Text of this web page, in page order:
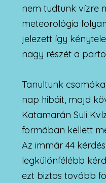
nem tudtunk vízre
meteorológia
jelezett így
nagy részét a
Tanultunk
nap hibáit, majd
Katamarán Suli
formában kellett
Az immár 44
legkülönfélébb
ezt biztos tovább